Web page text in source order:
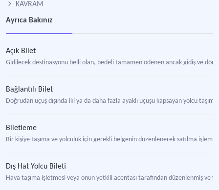
KAVRAM
Ayrıca Bakınız
Açık Bilet
Gidilecek destinasyonu belli olan, bedeli tamamen ödenen ancak gidiş ve
Bağlantılı Bilet
Doğrudan uçuş dışında iki ya da daha fazla ayaklı uçuşu kapsayan yolcu
Biletleme
Bir kişiye taşıma ve yolculuk için gerekli belgenin düzenlenerek satılma işlemi
Dış Hat Yolcu Bileti
Hava taşıma işletmesi veya onun yetkili acentası tarafından düzenlenmiş ve